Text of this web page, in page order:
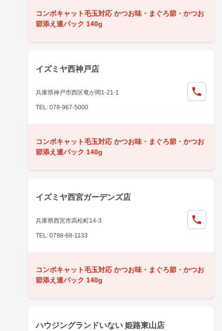
コンボキャット毛玉対応 かつお味・まぐろ節・かつお
節添え連パック 140g
イズミヤ西神戸店
兵庫県神戸市西区竜が岡1-21-1
TEL: 078-967-5000
コンボキャット毛玉対応 かつお味・まぐろ節・かつお
節添え連パック 140g
イズミヤ西宮ガーデンズ店
兵庫県西宮市高松町14-3
TEL: 0798-68-1133
コンボキャット毛玉対応 かつお味・まぐろ節・かつお
節添え連パック 140g
ハウジングランドいない 姫路東山店